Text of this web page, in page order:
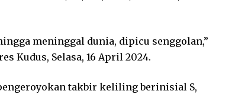
meninggal dunia, dipicu senggolan,”
Kudus, Selasa, 16 April 2024.
takbir keliling berinisial S,